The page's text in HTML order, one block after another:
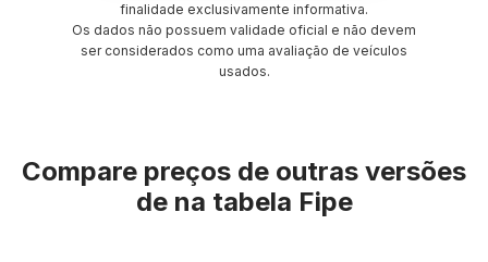
finalidade exclusivamente informativa.
Os dados não possuem validade oficial e não devem
ser considerados como uma avaliação de veículos
usados.
Compare preços de outras versões
de na tabela Fipe